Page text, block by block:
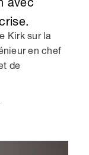
Kirk sur la
en chef
de